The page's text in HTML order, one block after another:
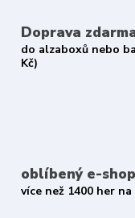
Doprava
do alzaboxů nebo
Kč)
oblíbený e-
více než 1400 her